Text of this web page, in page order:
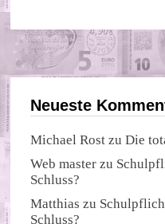
Neueste
Michael Rost zuDie
Web master zu
Schluss?
Matthias zu
Schluss?